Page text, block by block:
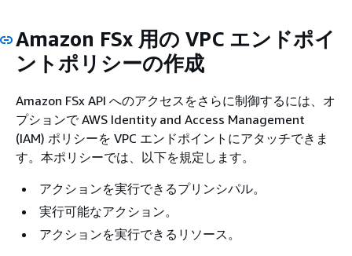
Amazon FSx 用の VPC エンドポイ
ントポリシーの作成
Amazon FSx API へのアクセスをさらに制御するには、オ
プションで AWS Identity and Access Management
(IAM) ポリシーを VPC エンドポイントにアタッチできま
す。本ポリシーでは、以下を規定します。
アクションを実行できるプリンシパル。
実行可能なアクション。
アクションを実行できるリソース。